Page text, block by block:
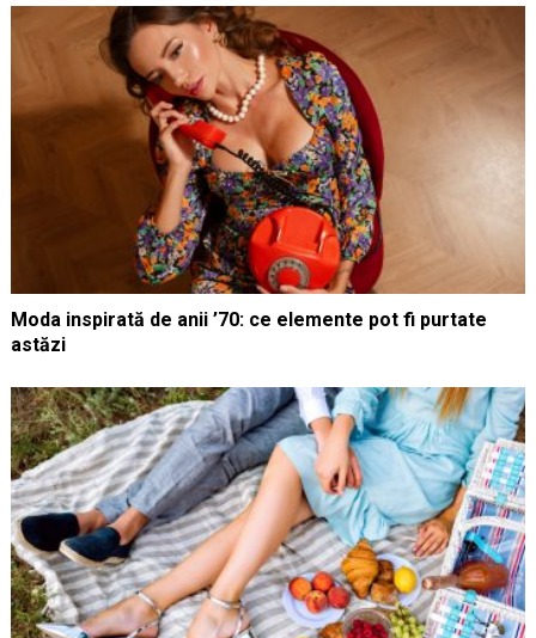
Moda inspirată de anii ’70: ce elemente pot fi purtate
astăzi